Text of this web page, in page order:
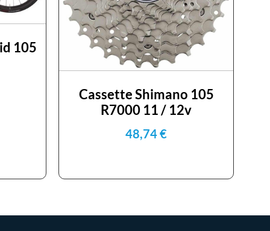
105
Cassette Shimano 105
R7000 11 / 12v
48,74€